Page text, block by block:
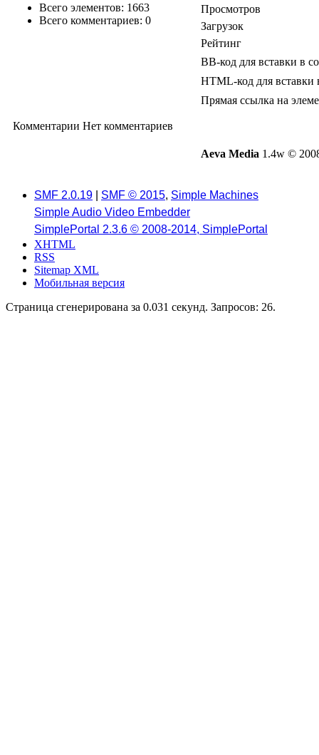
Всего элементов: 1663
Всего комментариев: 0
Просмотров
Загрузок
Рейтинг
BB-код для вставки в
HTML-код для вставки
Прямая ссылка на
Комментарии Нет комментариев
Aeva Media 1.4w ©
SMF 2.0.19 SMF © 2015, Simple Machines
Simple Audio Video Embedder
SimplePortal 2.3.6 © 2008-2014, SimplePortal
XHTML
RSS
Sitemap XML
Мобильная версия
Страница сгенерирована за 0.031 секунд. Запросов: 26.